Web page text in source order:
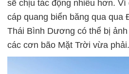
sẽ chịu tác động nhiều hơn.
cáp quang biển băng qua qua
Thái Bình Dương có thể bị
các cơn bão Mặt Trời vừa phải.